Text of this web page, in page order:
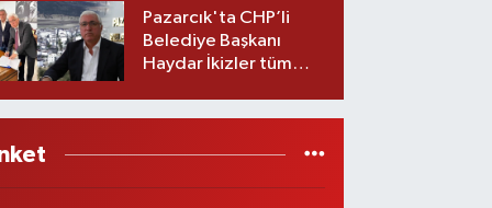
görev değişikliği!
Pazarcık'ta CHP’li
Belediye Başkanı
Haydar İkizler tüm